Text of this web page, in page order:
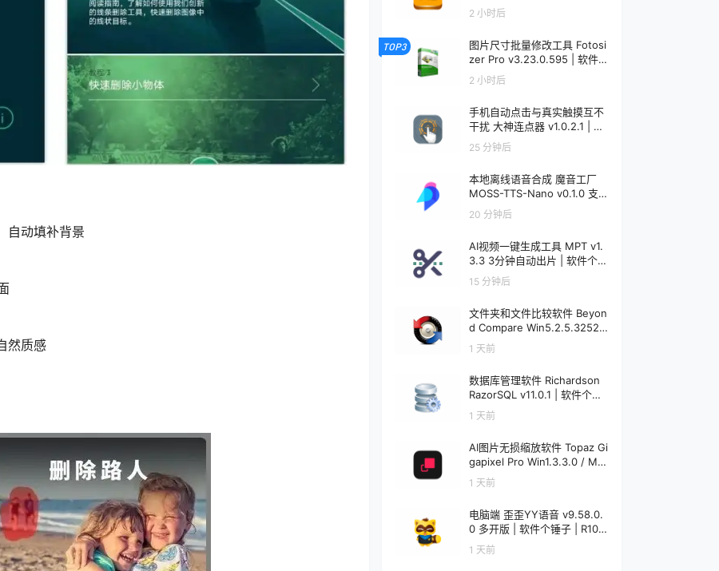
自动填补背景
然质感
个锤子 | R5092
2 小时后
TOP3
图片尺寸批量修改工具 Fotosi
zer Pro v3.23.0.595 | 软件个
锤子 | R5091
2 小时后
手机自动点击与真实触摸互不
干扰 大神连点器 v1.0.2.1 | 软
件个锤子 | R5090
25 分钟后
本地离线语音合成 魔音工厂
MOSS-TTS-Nano v0.1.0 支
持声音克隆 | 软件个锤子 | R5
089
20 分钟后
AI视频一键生成工具 MPT v1.
3.3 3分钟自动出片 | 软件个锤
子 | R5088
15 分钟后
文件夹和文件比较软件 Beyon
d Compare Win5.2.5.32528
/ Mac5.1.1.31157 | 软件个锤子
| R1599
1 天前
数据库管理软件 Richardson
RazorSQL v11.0.1 | 软件个锤
子 | R1233
1 天前
AI图片无损缩放软件 Topaz Gi
gapixel Pro Win1.3.3.0 / Mac
1.0.0 | 软件个锤子 | R4521
1 天前
电脑端 歪歪YY语音 v9.58.0.
0 多开版 | 软件个锤子 | R108
1 天前